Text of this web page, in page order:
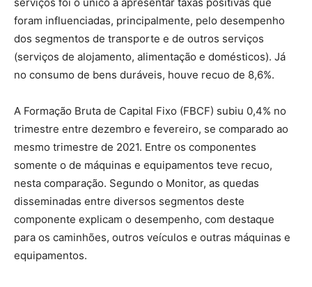
foram influenciadas, principalmente, pelo desempenho
dos segmentos de transporte e de outros serviços
(serviços de alojamento, alimentação e domésticos). Já
no consumo de bens duráveis, houve recuo de 8,6%.
A Formação Bruta de Capital Fixo (FBCF) subiu 0,4% no
trimestre entre dezembro e fevereiro, se comparado ao
mesmo trimestre de 2021. Entre os componentes
somente o de máquinas e equipamentos teve recuo,
nesta comparação. Segundo o Monitor, as quedas
disseminadas entre diversos segmentos deste
componente explicam o desempenho, com destaque
para os caminhões, outros veículos e outras máquinas e
equipamentos.